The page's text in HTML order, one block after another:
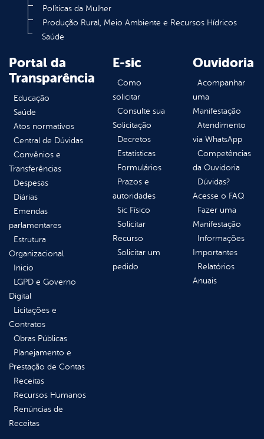
Políticas da Mulher
Produção Rural, Meio Ambiente e Recursos Hídricos
Saúde
Portal da
Transparência
Educação
Saúde
Atos normativos
Central de Dúvidas
Convênios e
Transferências
Despesas
Diárias
Emendas
parlamentares
Estrutura
Organizacional
Inicio
LGPD e Governo
Digital
Licitações e
Contratos
Obras Públicas
Planejamento e
Prestação de Contas
Receitas
Recursos Humanos
Renúncias de
Receitas
E-sic
Como
solicitar
Consulte sua
Solicitação
Decretos
Estatísticas
Formulários
Prazos e
autoridades
Sic Físico
Solicitar
Recurso
Solicitar um
pedido
Ouvidoria
Acompanhar
uma
Manifestação
Atendimento
via WhatsApp
Competências
da Ouvidoria
Dúvidas?
Acesse o FAQ
Fazer uma
Manifestação
Informações
Importantes
Relatórios
Anuais